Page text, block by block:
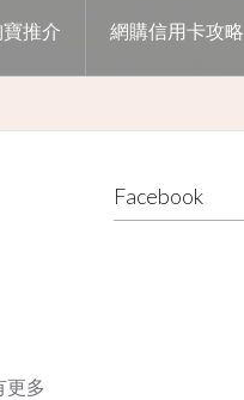
推介 網購信用卡攻略
更多
Facebook